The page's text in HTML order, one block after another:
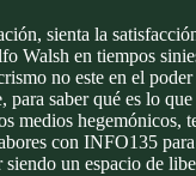
sienta la
Walsh en tiempos
no este en el
para saber qué es lo
medios hegemónicos,
con INFO135
un espacio de